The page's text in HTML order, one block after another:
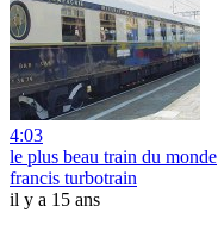
4:03
le plus beau train du monde
francis turbotrain
il y a 15 ans